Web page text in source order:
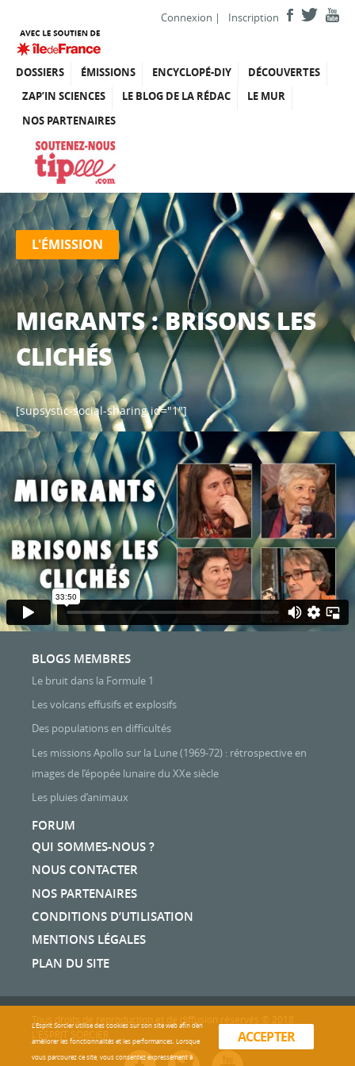
Connexion | Inscription
DOSSIERS ÉMISSIONS ENCYCLOPÉ-DIY
DÉCOUVERTES
ZAP’IN SCIENCES
LE BLOG DE LA RÉDAC
LE MUR
NOS PARTENAIRES
L'ÉMISSION
MIGRANTS : BRISONS LES
CLICHÉS
[supsystic-social-sharing id="1"]
BLOGS MEMBRES
Le bruit dans la Formule 1
Les volcans effusifs et explosifs
Des populations en difficultés
Les missions Apollo sur la Lune (1969-72) : rétrospective en
images de l’épopée lunaire du XXe siècle
Les pluies d’animaux
FORUM
QUI SOMMES-NOUS ?
NOUS CONTACTER
NOS PARTENAIRES
CONDITIONS D’UTILISATION
MENTIONS LÉGALES
PLAN DU SITE
L'ESPRIT SORCIER
ACCEPTER
L'Esprit Sorcier utilise des cookies sur son site web afin d’en
améliorer les fonctionnalités et les performances. Lorsque
vous parcourez ce site, vous consentez expressément à